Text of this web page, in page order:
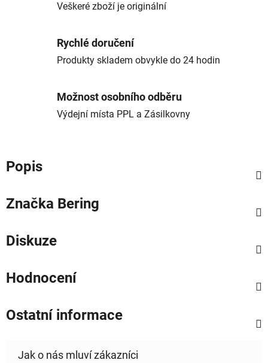
Veškeré zboží je originální
Rychlé doručení
Produkty skladem obvykle do 24 hodin
Možnost osobního odběru
Výdejní místa PPL a Zásilkovny
Popis
Značka Bering
Diskuze
Hodnocení
Ostatní informace